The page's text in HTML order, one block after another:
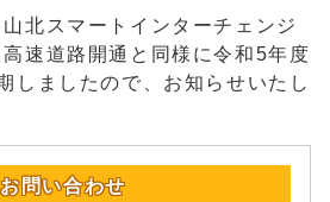
北スマートインターチェンジ
速道路開通と同様に令和5年度
しましたので、お知らせいたし
お問い合わせ